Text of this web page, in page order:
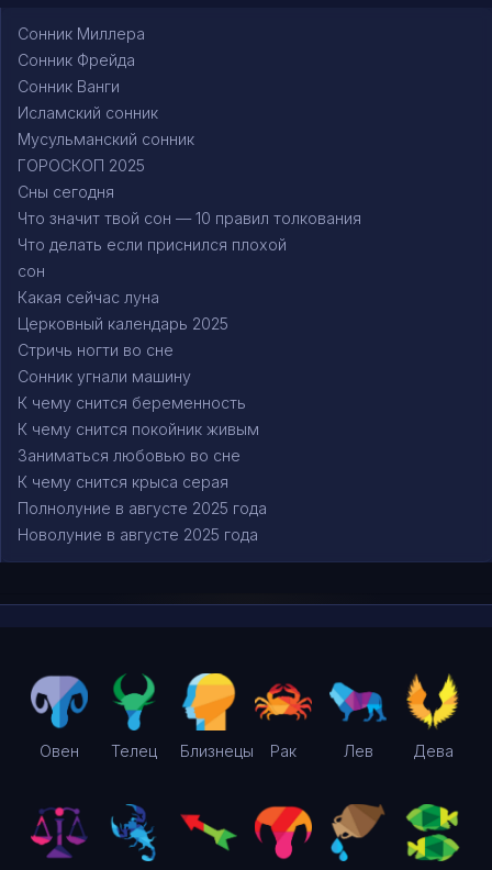
Сонник Миллера
Сонник Фрейда
Сонник Ванги
Исламский сонник
Мусульманский сонник
ГОРОСКОП 2025
Сны сегодня
Что значит твой сон — 10 правил толкования
Что делать если приснился плохой
сон
Какая сейчас луна
Церковный календарь 2025
Стричь ногти во сне
Сонник угнали машину
К чему снится беременность
К чему снится покойник живым
Заниматься любовью во сне
К чему снится крыса серая
Полнолуние в августе 2025 года
Новолуние в августе 2025 года
Овен Телец Близнецы Рак Лев Дева